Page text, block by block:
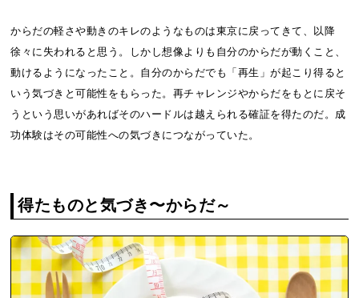
からだの軽さや動きのキレのようなものは東京に戻ってきて、以降
徐々に失われると思う。しかし想像よりも自分のからだが動くこと、
動けるようになったこと。自分のからだでも「再生」が起こり得ると
いう気づきと可能性をもらった。再チャレンジやからだをもとに戻そ
うという思いがあればそのハードルは越えられる確証を得たのだ。成
功体験はその可能性への気づきにつながっていた。
得たものと気づき〜からだ～